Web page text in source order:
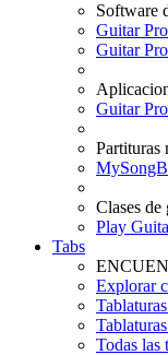
Software
Guitar
Guitar
Guitar
Partituras
Clases de
Play
Tabs
Explorar
Todas las